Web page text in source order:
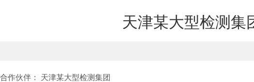
天津某大型检测集
合作伙伴：
天津某大型检测集团